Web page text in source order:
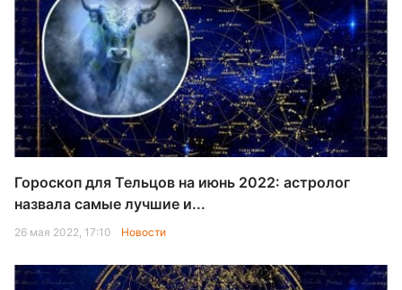
Гороскоп для Тельцов на июнь 2022: астролог
назвала самые лучшие и...
26 мая 2022, 17:10 Новости